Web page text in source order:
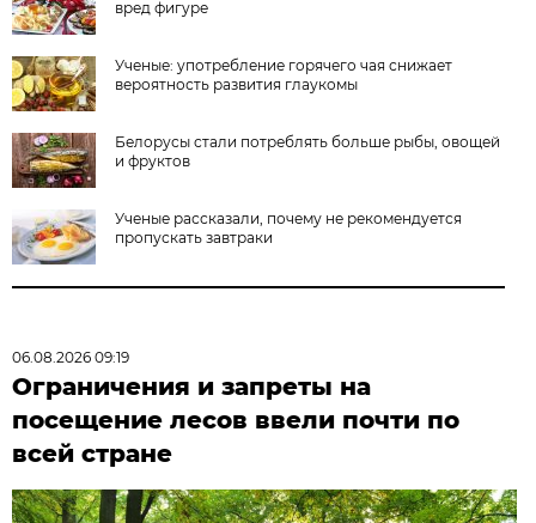
вред фигуре
Ученые: употребление горячего чая снижает
вероятность развития глаукомы
Белорусы стали потреблять больше рыбы, овощей
и фруктов
Ученые рассказали, почему не рекомендуется
пропускать завтраки
06.08.2026 09:19
Ограничения и запреты на
посещение лесов ввели почти по
всей стране